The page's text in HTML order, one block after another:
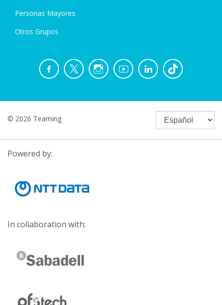
Personas Mayores
Otros Grupos
© 2026 Teaming
Powered by:
In collaboration with: